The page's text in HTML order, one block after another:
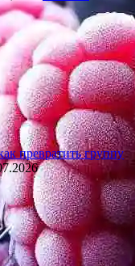
превратить группу